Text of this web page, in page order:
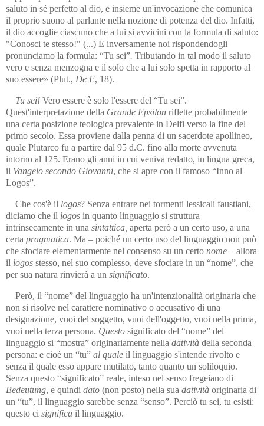
saluto in sé perfetto al dio, e insieme un'invocazione che comunica
il proprio suono al par­lante nella nozione di potenza del dio. Infatti,
il dio accoglie ciascuno che a lui si avvicini con la formula di saluto:
"Conosci te stesso!" (...) E inversamente noi rispondendogli
pronunciamo la formula: “Tu sei”. Tributando in tal modo il saluto
vero e senza menzogna e il solo che a lui solo spetta in rapporto al
suo essere» (Plut., De E, 18).
Tu sei! Vero essere è solo l'essere del “Tu sei”.
Quest'interpretazione della Grande Epsilon riflette probabilmente
una certa posizione teolo­gica prevalente in Delfi verso la fine del
primo secolo. Essa proviene dalla penna di un sacerdote apollineo,
quale Plutarco fu a partire dal 95 d.C. fino alla morte avvenuta
intorno al 125. Erano gli anni in cui ve­niva redatto, in lingua greca,
il Vangelo secondo Giovanni, che si apre con il famoso “Inno al
Logos”.
Che cos'è il logos? Senza entrare nei tormenti lessicali faustiani,
diciamo che il logos in quanto linguaggio si struttura
intrinsecamente in una sintattica, aperta però a un certo uso, a una
certa pragmatica. Ma – poiché un certo uso del linguaggio non può
che sfociare elementarmente nel consenso su un certo nome – allora
il logos stesso, nel suo complesso, deve sfociare in un “nome”, che
per sua natura rinvierà a un significato.
Però, il “nome” del linguaggio ha un'intenzionalità originaria che
non si risolve nel carattere nominativo o accusativo di una
designazio­ne, vuoi del soggetto, vuoi dell'oggetto, vuoi nella prima,
vuoi nella terza persona. Questo significato del “nome” del
linguaggio si “mostra” originariamente nella datività della seconda
persona: e cioè un “tu” al quale il linguaggio s'intende rivolto e
senza il quale esso appare mu­ti­lato, tanto quanto un soliloquio.
Senza questo “significato” reale, inteso nel senso fregeiano di
Bedeutung, e quindi dato (non posto) nella sua datività originaria di
un “tu”, il linguaggio sarebbe senza “senso”. Per­ciò tu sei, tu esisti:
questo ci significa il linguaggio.